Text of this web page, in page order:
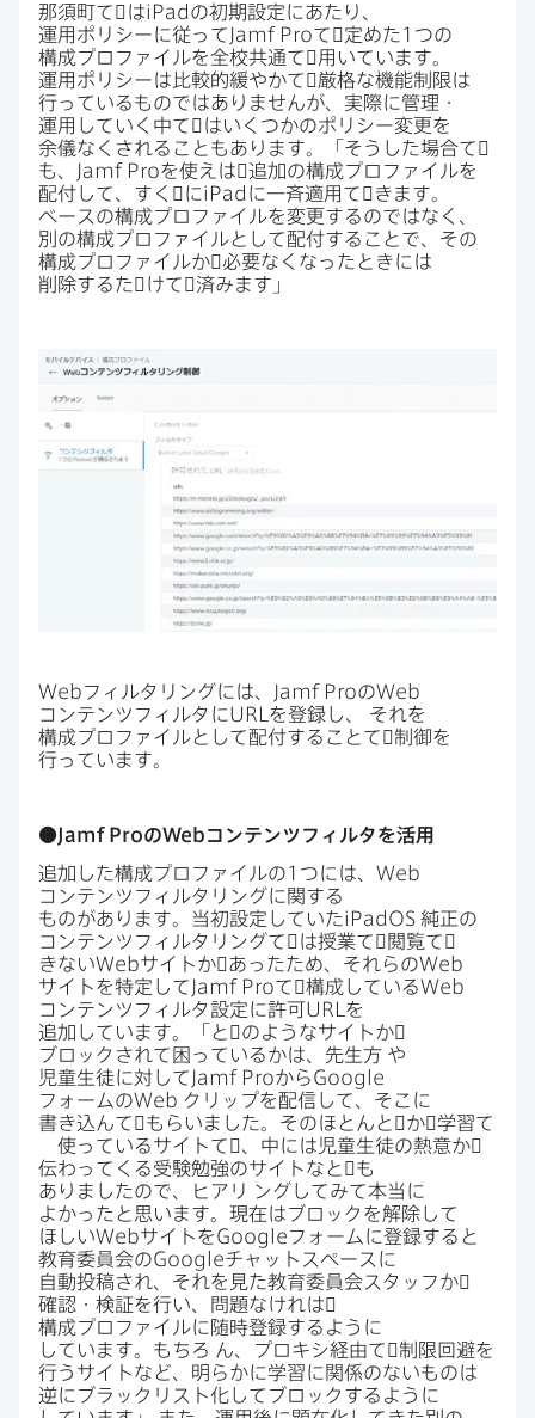
那須町て​゙はiPad の​初期設定に​あたり、​
運用ポリシーに​従って Jamf Proて​゙定めた1 つの​
構成プロファイルを​全校共通て​゙用いています。​
運用ポリシーは​比較的緩やかて​゙厳格な​機能制限は​
行っている​ものでは​ありませんが、​実際に​管理・​
運用していく​中て​゙は​いく​つかの​ポリシー変更を​
余儀なくされる​こともあります。​「そうした​場合て​゙
も、
Jamf Proを​使えは​゙追加の​構成プロファイルを​
配付して、​すく​゙にiPad に​一斉適用て​゙きます。​
ベースの​構成プロファイルを​変更するのでは​なく、​
別の​構成プロファイルと​して​配付する​ことで、​その​
構成プロファイルか​゙必要なくなった​ときには​
削除するた​゙けて​゙済みます」
Webフィルタリングには、 Jamf ProのWeb
コンテンツフィルタにURL を​登録し、
それを​
構成プロファイルと​して​配付する​ことて​゙制御を​
行っています。
● Jamf ProのWebコンテンツフィルタを​活用
追加した​構成プロファイルの1 つには、Web
コンテンツフィルタリングに​関する​
ものがあります。​当初設定していたiPadOS純正の​
コンテンツフィルタリングて​゙は​授業て​゙閲覧て​゙
きないWebサイトか​゙あった​ため、​それらのWeb
サイトを​特定して Jamf Proて​゙構成しているWeb
コンテンツフィルタ設定に​許可URL を​
追加しています。​「と​゙のような​サイトか​゙
ブロックされて​困っているかは、​先生方 や​
児童生徒に​対して Jamf ProからGoogle
フォームのWeb クリップを​配信して、​そこに​
書き込んて​゙もらいました。​その​ほとんと​゙か​゙学習て​
゙使っている​サイトて​゙、​中には​児童生徒の​熱意か​゙
伝わってくる​受験勉強の​サイトなと​゙も​
ありましたので、​ヒアリ ングしてみて​本当に​
よかったと​思います。​現在は​ブロックを​解除して​
ほしいWebサイトをGoogleフォームに​登録すると​
教育委員会のGoogleチャットスペースに​
自動投稿され、​それを​見た​教育委員会スタッフか​゙
確認・検証を​行い、​問題なけれは​゙
構成プロファイルに​随時登録するように​
しています。​もちろ ん、​プロキシ経由て​゙制限回避を​
行う​サイトなど、​明らかに​学習に​関係の​ない​ものは​
逆に​ブラックリスト化して​ブロックするように​